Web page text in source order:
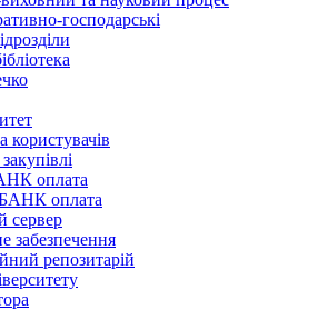
господарські
користувачів
оплата
оплата
сервер
забезпечення
репозитарій